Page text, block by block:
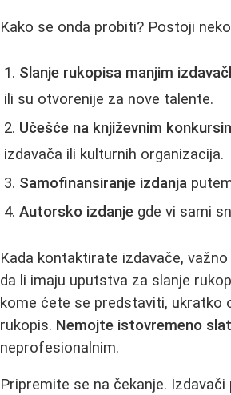
Kako se onda probiti? Postoji
Slanje rukopisa manjim
ili su otvorenije za nove talente.
Učešće na književnim
izdavača ili kulturnih organizacija.
Samofinansiranje izdanja
Autorsko izdanje gde vi sami
Kada kontaktirate izdavače,
da li imaju uputstva za slanje
kome ćete se predstaviti, ukratko
rukopis. Nemojte istovremeno
neprofesionalnim.
Pripremite se na čekanje.